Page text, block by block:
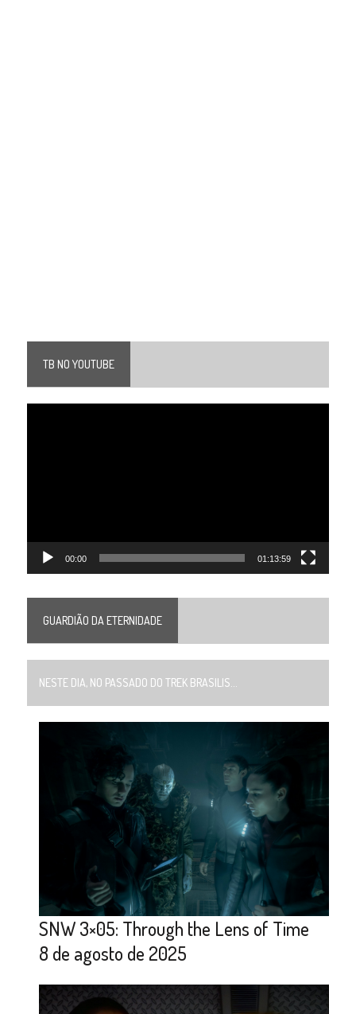
TB NO YOUTUBE
00:00 01:13:59
GUARDIÃO DA ETERNIDADE
NESTE DIA, NO PASSADO DO TREK BRASILIS...
SNW 3×05: Through the Lens of Time
8 de agosto de 2025